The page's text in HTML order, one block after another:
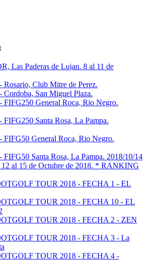
Las Paderas de Lujan. 8 al 11 de
Club Mitre de Perez.
San Miguel Plaza.
FIFG250 General Roca, Rio Negro.
Santa Rosa, La Pampa.
FIFG50 General Roca, Rio Negro.
Santa Rosa, La Pampa. 2018/10/14
al 15 de Octubre de 2018. * RANKING
TOUR 2018 - FECHA 1 - EL
TOUR 2018 - FECHA 10 - EL
TOUR 2018 - FECHA 2 - ZEN
TOUR 2018 - FECHA 3 - La
TOUR 2018 - FECHA 4 -